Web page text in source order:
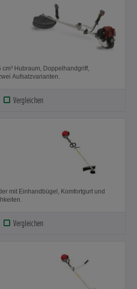
Hubraum, Doppelhandgriff,
Aufsatzvarianten.
Vergleichen
Komfortgurt und
Vergleichen